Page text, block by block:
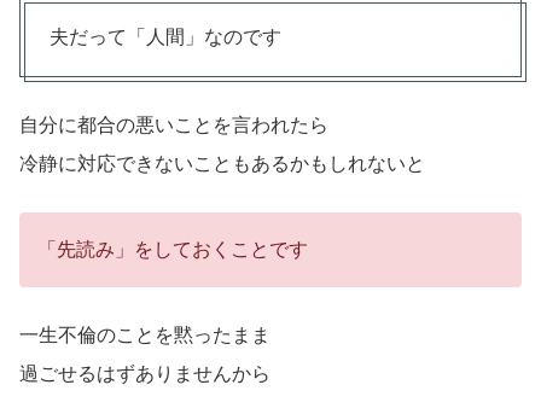
夫だって「人間」なのです
自分に都合の悪いことを言われたら
冷静に対応できないこともあるかもしれないと
「先読み」をしておくことです
一生不倫のことを黙ったまま
過ごせるはずありませんから